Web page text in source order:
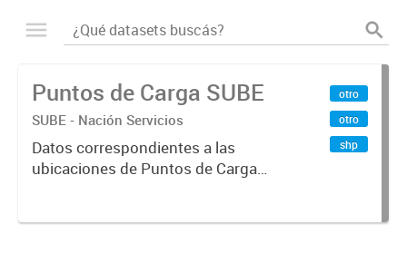
Puntos de Carga SUBE
SUBE - Nación Servicios
Datos correspondientes a las
ubicaciones de Puntos de Carga
otro
otro
shp